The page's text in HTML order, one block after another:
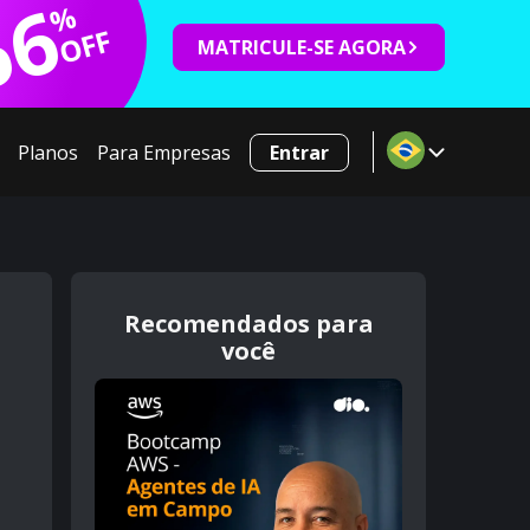
%
OFF MATRICULE-SE AGORA
Planos Para Empresas Entrar
Recomendados para
você